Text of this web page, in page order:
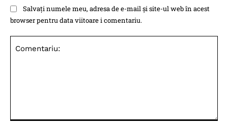
Salvați numele meu, adresa de e-mail și site-ul web în acest
browser pentru data viitoare i comentariu.